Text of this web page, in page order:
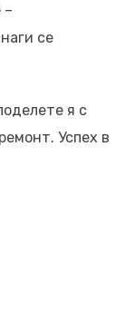
–
се
я с
Успех в